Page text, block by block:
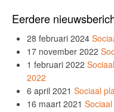
Eerdere
28 februari 2024
17 november 2022
1 februari 2022
2022
6 april 2021 Sociaal
16 maart 2021